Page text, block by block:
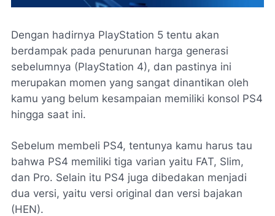
Dengan hadirnya PlayStation 5 tentu akan
berdampak pada penurunan harga generasi
sebelumnya (PlayStation 4), dan pastinya ini
merupakan momen yang sangat dinantikan oleh
kamu yang belum kesampaian memiliki konsol PS4
hingga saat ini.
Sebelum membeli PS4, tentunya kamu harus tau
bahwa PS4 memiliki tiga varian yaitu FAT, Slim,
dan Pro. Selain itu PS4 juga dibedakan menjadi
dua versi, yaitu versi original dan versi bajakan
(HEN).